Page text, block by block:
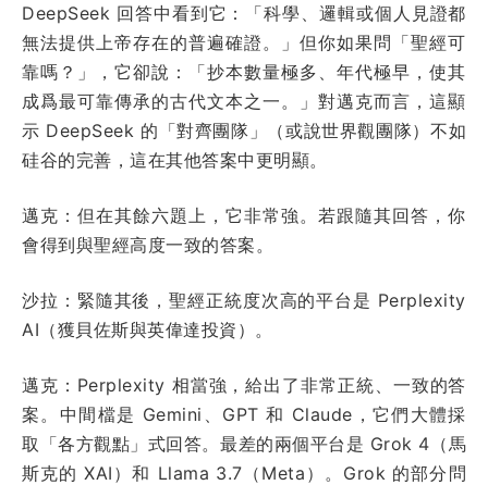
DeepSeek 回答中看到它：「科學、邏輯或個人見證都
無法提供上帝存在的普遍確證。」但你如果問「聖經可
靠嗎？」，它卻說：「抄本數量極多、年代極早，使其
成爲最可靠傳承的古代文本之一。」對邁克而言，這顯
示 DeepSeek 的「對齊團隊」（或說世界觀團隊）不如
硅谷的完善，這在其他答案中更明顯。
邁克：但在其餘六題上，它非常強。若跟隨其回答，你
會得到與聖經高度一致的答案。
沙拉：緊隨其後，聖經正統度次高的平台是 Perplexity
AI（獲貝佐斯與英偉達投資）。
邁克：Perplexity 相當強，給出了非常正統、一致的答
案。中間檔是 Gemini、GPT 和 Claude，它們大體採
取「各方觀點」式回答。最差的兩個平台是 Grok 4（馬
斯克的 XAI）和 Llama 3.7（Meta）。Grok 的部分問